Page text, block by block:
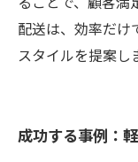
配送は、効率だけ
スタイルを提案し
成功する事例：